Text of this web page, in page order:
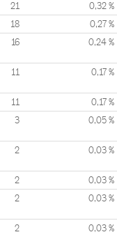
21 0,32 %
18 0,27 %
16 0,24 %
11 0,17 %
11 0,17 %
3 0,05 %
2 0,03 %
2 0,03 %
2 0,03 %
2 0,03 %